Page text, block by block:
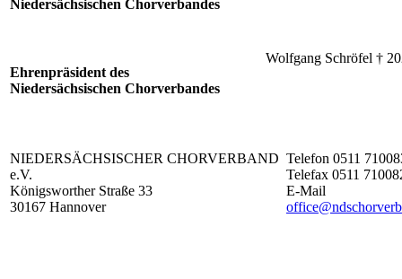
Niedersächsischen Chorverbandes
Ehrenpräsident des
Niedersächsischen Chorverbandes
Wolfgang Schröfel †
NIEDERSÄCHSISCHER CHORVERBAND
e.V.
Königsworther Straße 33
30167 Hannover
Telefon 0511
Telefax 0511
E-Mail